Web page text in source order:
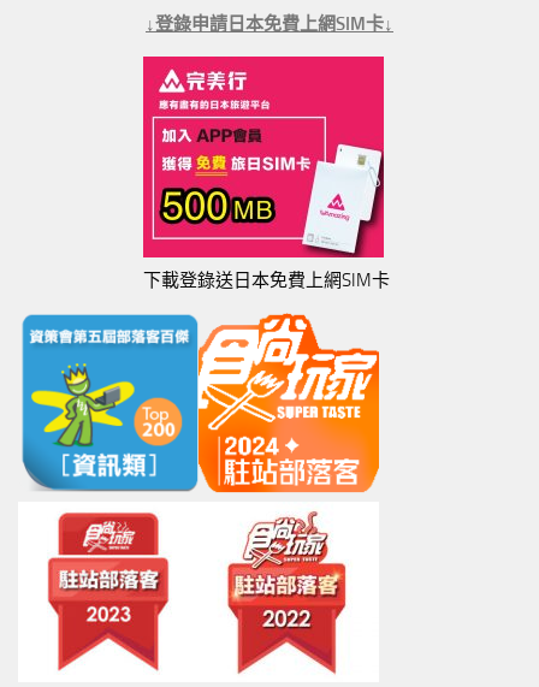
↓登錄申請日本免費上網SIM卡↓
下載登錄送日本免費上網SIM卡